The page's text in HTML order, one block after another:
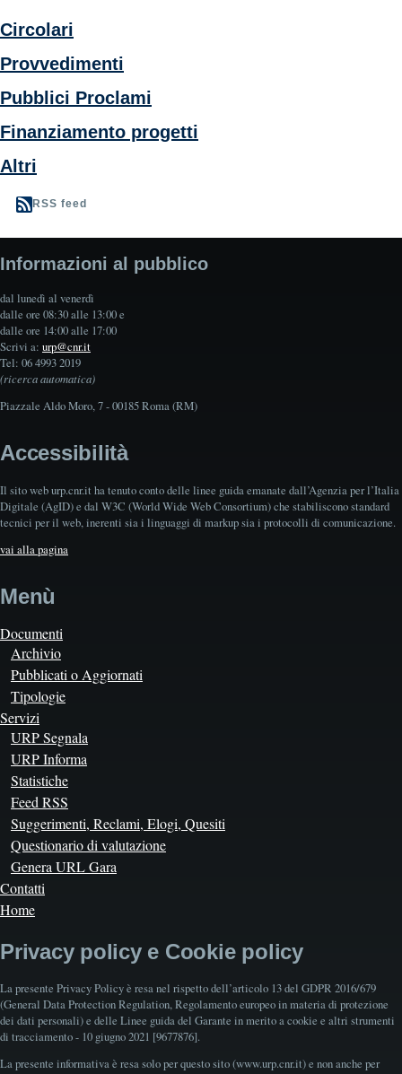
Circolari
Provvedimenti
Pubblici Proclami
Finanziamento progetti
Altri
RSS feed
Informazioni al pubblico
dal lunedì al venerdì
dalle ore 08:30 alle 13:00 e
dalle ore 14:00 alle 17:00
Scrivi a: urp@cnr.it
Tel: 06 4993 2019
(ricerca automatica)
Piazzale Aldo Moro, 7 - 00185 Roma (RM)
Accessibilità
Il sito web urp.cnr.it ha tenuto conto delle linee guida emanate dall’Agenzia per l’Italia
Digitale (AgID) e dal W3C (World Wide Web Consortium) che stabiliscono standard
tecnici per il web, inerenti sia i linguaggi di markup sia i protocolli di comunicazione.
vai alla pagina
Menù
Documenti
Archivio
Pubblicati o Aggiornati
Tipologie
Servizi
URP Segnala
URP Informa
Statistiche
Feed RSS
Suggerimenti, Reclami, Elogi, Quesiti
Questionario di valutazione
Genera URL Gara
Contatti
Home
Privacy policy e Cookie policy
La presente Privacy Policy è resa nel rispetto dell’articolo 13 del GDPR 2016/679
(General Data Protection Regulation, Regolamento europeo in materia di protezione
dei dati personali) e delle Linee guida del Garante in merito a cookie e altri strumenti
di tracciamento - 10 giugno 2021 [9677876].
La presente informativa è resa solo per questo sito (www.urp.cnr.it) e non anche per